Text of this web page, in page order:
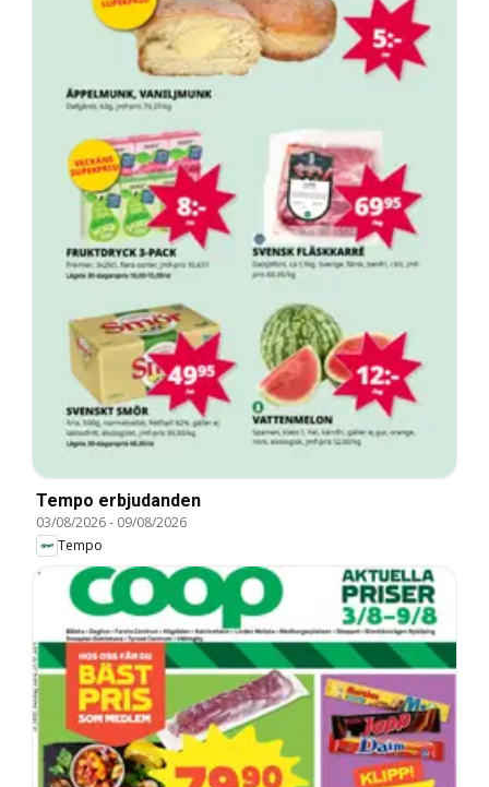
Tempo erbjudanden
03/08/2026- 09/08/2026
Tempo